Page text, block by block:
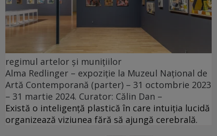
regimul artelor și munițiilor
Alma Redlinger – expoziție la Muzeul Național de
Artă Contemporană (parter) – 31 octombrie 2023
– 31 martie 2024. Curator: Călin Dan –
Există o inteligență plastică în care intuiția lucidă
organizează viziunea fără să ajungă cerebrală.